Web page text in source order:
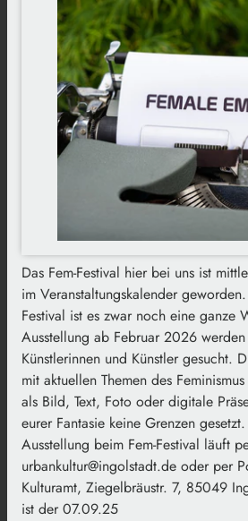
Das Fem-Festival hier bei uns ist
im Veranstaltungskalender
Festival ist es zwar noch eine
Ausstellung ab Februar 2026
Künstlerinnen und Künstler gesucht.
mit aktuellen Themen des
als Bild, Text, Foto oder digitale
eurer Fantasie keine Grenzen
Ausstellung beim Fem-Festival läuft
urbankultur@ingolstadt.de oder per
Kulturamt, Ziegelbräustr. 7, 85049
ist der 07.09.25